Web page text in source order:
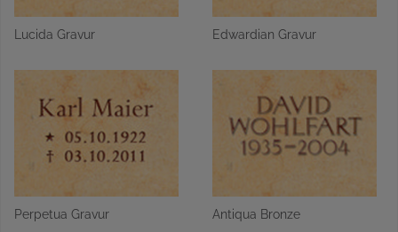
Lucida Gravur Edwardian Gravur
Perpetua Gravur Antiqua Bronze